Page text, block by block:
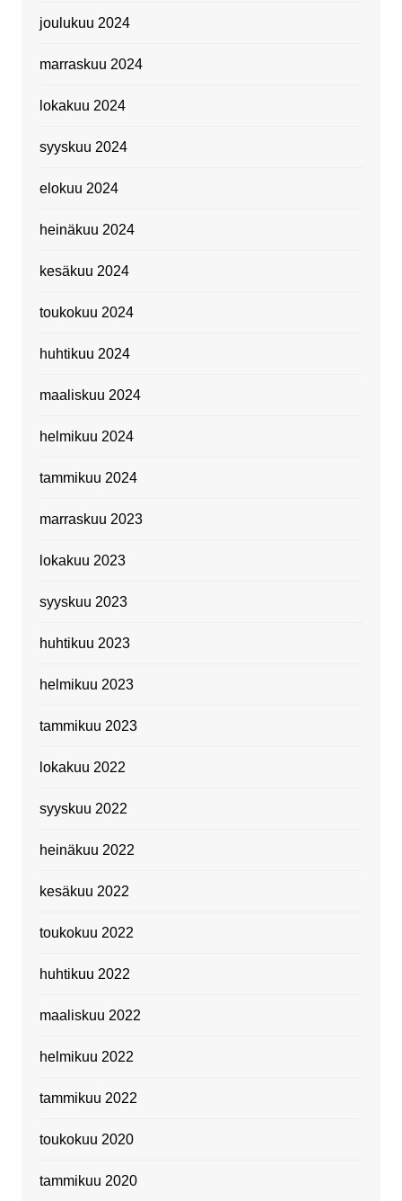
joulukuu 2024
marraskuu 2024
lokakuu 2024
syyskuu 2024
elokuu 2024
heinäkuu 2024
kesäkuu 2024
toukokuu 2024
huhtikuu 2024
maaliskuu 2024
helmikuu 2024
tammikuu 2024
marraskuu 2023
lokakuu 2023
syyskuu 2023
huhtikuu 2023
helmikuu 2023
tammikuu 2023
lokakuu 2022
syyskuu 2022
heinäkuu 2022
kesäkuu 2022
toukokuu 2022
huhtikuu 2022
maaliskuu 2022
helmikuu 2022
tammikuu 2022
toukokuu 2020
tammikuu 2020